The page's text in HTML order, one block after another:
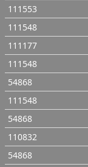
111553
111548
111177
111548
54868
111548
54868
110832
54868